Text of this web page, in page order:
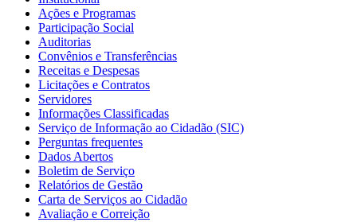
Ações e Programas
Participação Social
Auditorias
Convênios e Transferências
Receitas e Despesas
Licitações e Contratos
Servidores
Informações Classificadas
Serviço de Informação ao Cidadão (SIC)
Perguntas frequentes
Dados Abertos
Boletim de Serviço
Relatórios de Gestão
Carta de Serviços ao Cidadão
Avaliação e Correição